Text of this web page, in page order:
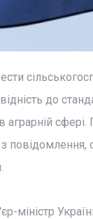
до
аграрній сфері.
з повідомлення,
міністр